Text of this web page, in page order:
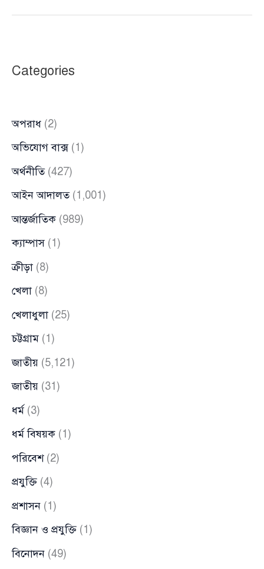
হাইকমিশনার
ও
স্বামীর
দুদকের
অনুসন্ধান
Categories
অপরাধ (2)
অভিযোগ বাক্স(1)
অর্থনীতি(427)
আইন আদালত(1,001)
আন্তর্জাতিক (989)
ক্যাম্পাস(1)
ক্রীড়া (8)
খেলা (8)
খেলাধুলা (25)
চট্টগ্রাম (1)
জাতীয় (5,121)
জাতীয় (31)
ধর্ম (3)
ধর্ম বিষয়ক (1)
পরিবেশ(2)
প্রযুক্তি (4)
প্রশাসন (1)
বিজ্ঞান ও প্রযুক্তি (1)
বিনোদন (49)